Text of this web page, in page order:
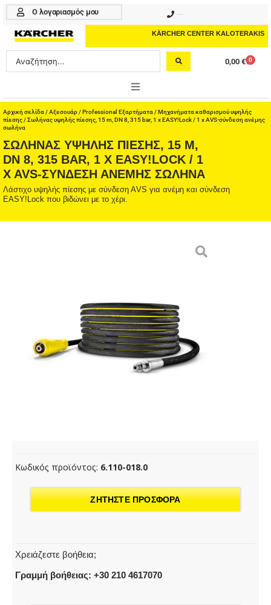
Μετάβαση
περιεχόμενο
Ο λογαριασμός μου
KÄRCHER CENTER KALOTERAKIS
Search
...
0,00 € 0
Cart
ONLINE SHOP
PROFESSIONAL
ΑΞΕΣΟΥΑΡ
Αρχική σελίδα /Αξεσουάρ/Professional Εξαρτήματα /Μηχανήματα καθαρισμού υψηλής
πίεσης/ Σωλήνας υψηλής πίεσης, 15 m, DN 8, 315 bar, 1 x EASY!Lock / 1 x AVS-σύνδεση ανέμης
σωλήνα
ΣΩΛΉΝΑΣ ΥΨΗΛΉΣ ΠΊΕΣΗΣ, 15 M,
DN 8, 315 BAR, 1 X EASY!LOCK / 1
X AVS-ΣΎΝΔΕΣΗ ΑΝΈΜΗΣ ΣΩΛΉΝΑ
Λάστιχο υψηλής πίεσης με σύνδεση ΑVS για ανέμη και σύνδεση
EASY!Lock που βιδώνει με το χέρι.
Κωδικός προϊόντος: 6.110-018.0
ΖΗΤΗΣΤΕ ΠΡΟΣΦΟΡΑ
Χρειάζεστε βοήθεια;
Γραμμή βοήθειας: +30 210 4617070